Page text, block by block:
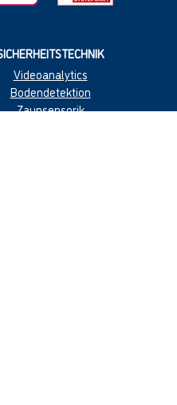
Videoanalytics
Bodendetektion
Zaunsensorik